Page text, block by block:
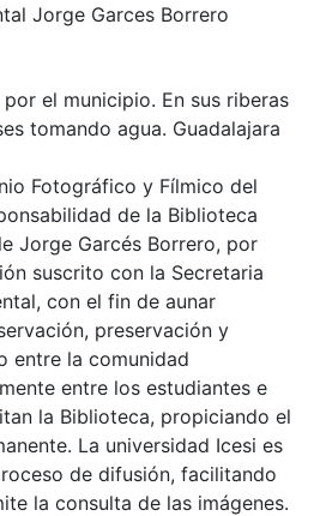
Jorge Garces Borrero
el municipio. En sus riberas
tomando agua. Guadalajara
Fotográfico y Fílmico del
de la Biblioteca
Jorge Garcés Borrero, por
suscrito con la Secretaria
con el fin de aunar
preservación y
entre la comunidad
entre los estudiantes e
la Biblioteca, propiciando el
La universidad Icesi es
de difusión, facilitando
la consulta de las imágenes.